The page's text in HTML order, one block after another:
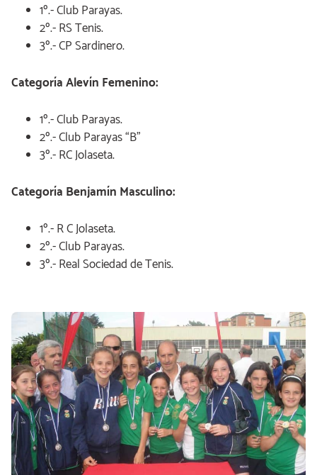
1º.- Club Parayas.
2º.- RS Tenis.
3º.- CP Sardinero.
Categoría Alevín Femenino:
1º.- Club Parayas.
2º.- Club Parayas “B”
3º.- RC Jolaseta.
Categoría Benjamín Masculino:
1º.- R C Jolaseta.
2º.- Club Parayas.
3º.- Real Sociedad de Tenis.